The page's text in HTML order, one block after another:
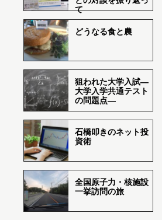
て
どうなる食と農
狙われた大学入試―
大学入学共通テスト
の問題点―
石橋叩きのネット投
資術
全国原子力・核施設
一挙訪問の旅